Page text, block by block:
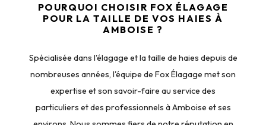
POURQUOI CHOISIR FOX ÉLAGAGE
POUR LA TAILLE DE VOS HAIES À
AMBOISE ?
Spécialisée dans l'élagage et la taille de haies depuis de
nombreuses années, l'équipe de Fox Élagage met son
expertise et son savoir-faire au service des
particuliers et des professionnels à Amboise et ses